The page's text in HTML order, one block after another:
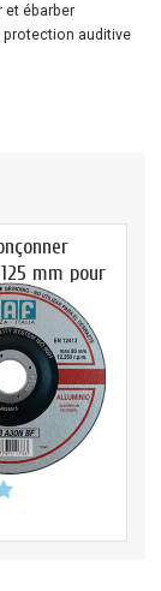
et ébarber
protection auditive
mm pour